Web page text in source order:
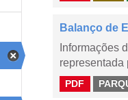
Balanço de
Informações
representada
PDF